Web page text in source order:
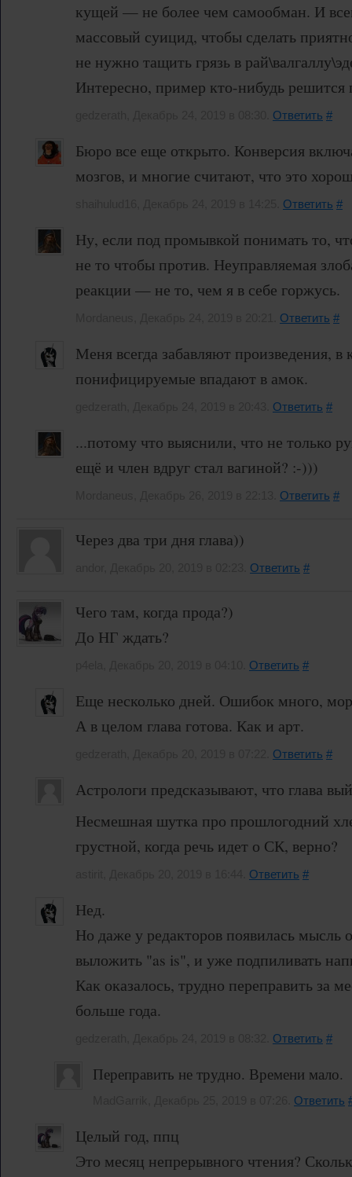
кущей — не более чем самообман. И
массовый суицид, чтобы сделать
не нужно тащить грязь в
Интересно, пример кто-нибудь решится
Ответить #
Бюро все еще открыто. Конверсия
мозгов, и многие считают, что это
Ответить #
Ну, если под промывкой понимать то,
не то чтобы против. Неуправляемая
реакции — не то, чем я в себе горжусь.
Ответить #
Меня всегда забавляют произведения, в
понифицируемые впадают в амок.
Ответить #
...потому что выяснили, что не только
ещё и член вдруг стал вагиной? :-)))
Ответить #
Через два три дня глава))
Ответить #
Чего там, когда прода?)
До НГ ждать?
Ответить #
Еще несколько дней. Ошибок много,
А в целом глава готова. Как и арт.
Ответить #
Астрологи предсказывают, что глава
Несмешная шутка про прошлогодний
грустной, когда речь идет о СК, верно?
Ответить #
Нед.
Но даже у редакторов появилась мысль
выложить "as is", и уже подпиливать
Как оказалось, трудно переправить за
больше года.
Ответить #
Переправить не трудно. Времени мало.
Ответить
Целый год, ппц
Это месяц непрерывного чтения?